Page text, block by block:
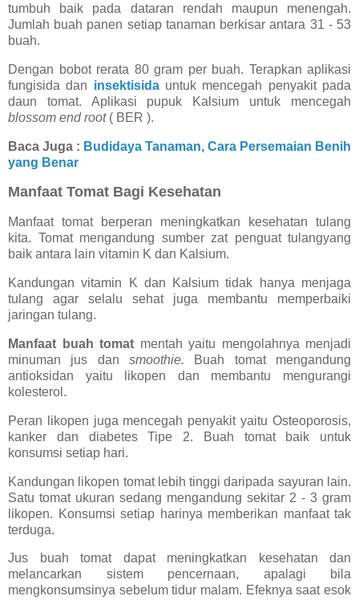
tumbuh baik pada dataran rendah maupun menengah.
Jumlah buah panen setiap tanaman berkisar antara 31 - 53
buah.
Dengan bobot rerata 80 gram per buah. Terapkan aplikasi
fungisida dan insektisidauntuk mencegah penyakit pada
daun tomat. Aplikasi pupuk Kalsium untuk mencegah
blossom end root ( BER ).
Baca Juga : Budidaya Tanaman, Cara Persemaian Benih
yang Benar
Manfaat Tomat Bagi Kesehatan
Manfaat tomat berperan meningkatkan kesehatan tulang
kita. Tomat mengandung sumber zat penguat tulangyang
baik antara lain vitamin K dan Kalsium.
Kandungan vitamin K dan Kalsium tidak hanya menjaga
tulang agar selalu sehat juga membantu memperbaiki
jaringan tulang.
Manfaat buah tomat mentah yaitu mengolahnya menjadi
minuman jus dan smoothie. Buah tomat mengandung
antioksidan yaitu likopen dan membantu mengurangi
kolesterol.
Peran likopen juga mencegah penyakit yaitu Osteoporosis,
kanker dan diabetes Tipe 2. Buah tomat baik untuk
konsumsi setiap hari.
Kandungan likopen tomat lebih tinggi daripada sayuran lain.
Satu tomat ukuran sedang mengandung sekitar 2 - 3 gram
likopen. Konsumsi setiap harinya memberikan manfaat tak
terduga.
Jus buah tomat dapat meningkatkan kesehatan dan
melancarkan sistem pencernaan, apalagi bila
mengkonsumsinya sebelum tidur malam. Efeknya saat esok